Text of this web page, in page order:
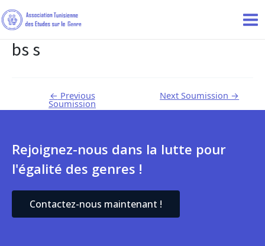
bs s
← Previous
Soumission
Next Soumission →
Rejoignez-nous dans la lutte pour
l'égalité des genres !
Contactez-nous maintenant !